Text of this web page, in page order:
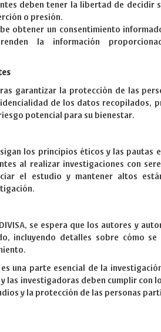
deben tener la libertad de decidir
o presión.
obtener un consentimiento
la información
garantizar la protección de las
de los datos recopilados,
potencial para su bienestar.
los principios éticos y las pautas
al realizar investigaciones con
el estudio y mantener altos
se espera que los autores y
incluyendo detalles sobre cómo
una parte esencial de la
las investigadoras deben cumplir con
y la protección de las personas